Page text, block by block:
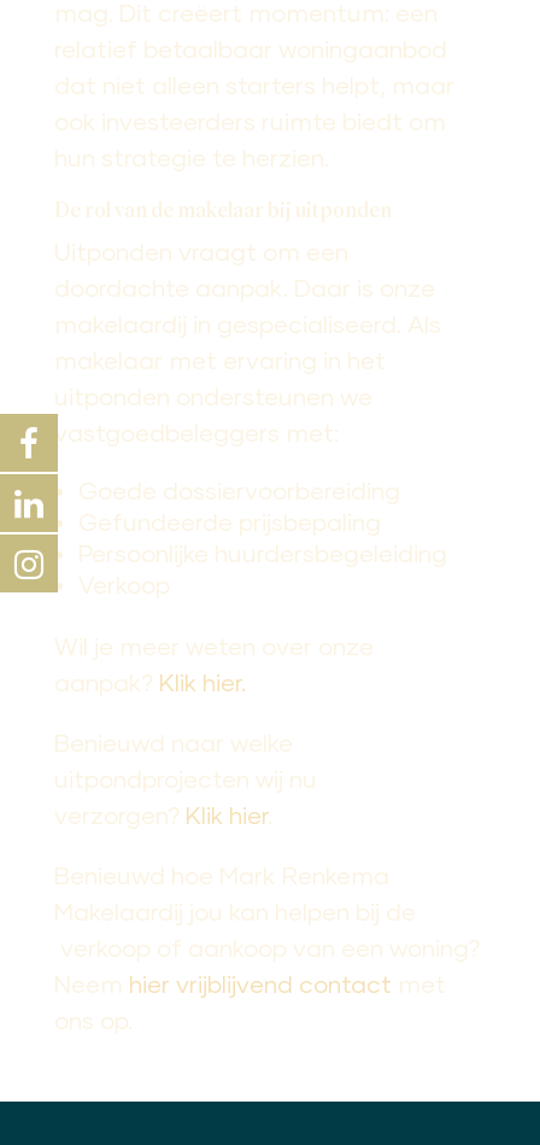
mag. Dit creëert momentum: een
relatief betaalbaar woningaanbod
dat niet alleen starters helpt, maar
ook investeerders ruimte biedt om
hun strategie te herzien.
De rol van de makelaar bij uitponden
Uitponden vraagt om een
doordachte aanpak. Daar is onze
makelaardij in gespecialiseerd. Als
makelaar met ervaring in het
uitponden ondersteunen we
vastgoedbeleggers met:
Goede dossiervoorbereiding
Gefundeerde prijsbepaling
Persoonlijke huurdersbegeleiding
Verkoop
Wil je meer weten over onze
aanpak? Klik hier.
Benieuwd naar welke
uitpondprojecten wij nu
verzorgen? Klik hier.
Benieuwd hoe Mark Renkema
Makelaardij jou kan helpen bij de
verkoop of aankoop van een woning?
Neem hier vrijblijvend contact met
ons op.